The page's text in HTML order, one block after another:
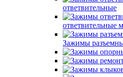
ответвительные
ответвительные
Зажимы